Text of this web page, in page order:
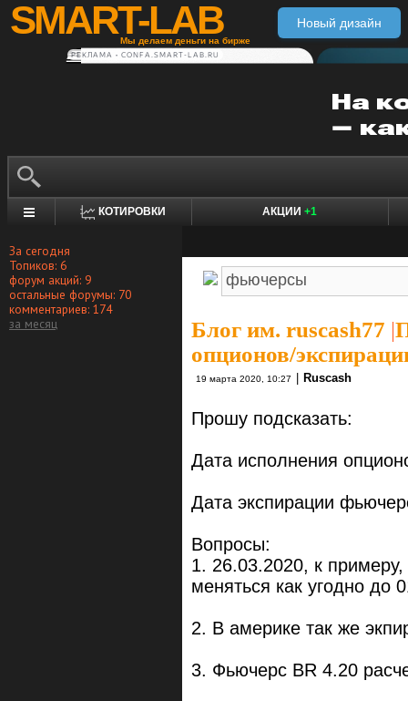
SMART-LAB
Мы делаем деньги на бирже
Новый дизайн
РЕКЛАМА • CONFA.SMART-LAB.RU
КОТИРОВКИ АКЦИИ +1
За сегодня
Топиков: 6
форум акций: 9
остальные форумы: 70
комментариев: 174
за месяц
Блог им. ruscash77 |
опционов/
19 марта 2020, 10:27 Ruscash
Прошу подсказать:
Дата исполнения
Дата экспирации
Вопросы:
1. 26.03.2020, к
меняться как угодно до
2. В америке так же
3. Фьючерс BR 4.20